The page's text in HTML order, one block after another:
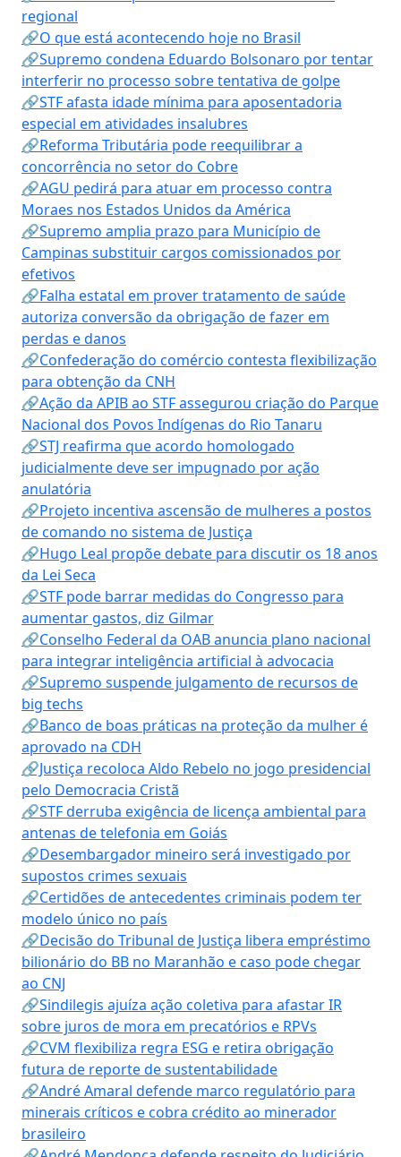
regional
🔗O que está acontecendo hoje no Brasil
🔗Supremo condena Eduardo Bolsonaro por tentar
interferir no processo sobre tentativa de golpe
🔗STF afasta idade mínima para aposentadoria
especial em atividades insalubres
🔗Reforma Tributária pode reequilibrar a
concorrência no setor do Cobre
🔗AGU pedirá para atuar em processo contra
Moraes nos Estados Unidos da América
🔗Supremo amplia prazo para Município de
Campinas substituir cargos comissionados por
efetivos
🔗Falha estatal em prover tratamento de saúde
autoriza conversão da obrigação de fazer em
perdas e danos
🔗Confederação do comércio contesta flexibilização
para obtenção da CNH
🔗Ação da APIB ao STF assegurou criação do Parque
Nacional dos Povos Indígenas do Rio Tanaru
🔗STJ reafirma que acordo homologado
judicialmente deve ser impugnado por ação
anulatória
🔗Projeto incentiva ascensão de mulheres a postos
de comando no sistema de Justiça
🔗Hugo Leal propõe debate para discutir os 18 anos
da Lei Seca
🔗STF pode barrar medidas do Congresso para
aumentar gastos, diz Gilmar
🔗Conselho Federal da OAB anuncia plano nacional
para integrar inteligência artificial à advocacia
🔗Supremo suspende julgamento de recursos de
big techs
🔗Banco de boas práticas na proteção da mulher é
aprovado na CDH
🔗Justiça recoloca Aldo Rebelo no jogo presidencial
pelo Democracia Cristã
🔗STF derruba exigência de licença ambiental para
antenas de telefonia em Goiás
🔗Desembargador mineiro será investigado por
supostos crimes sexuais
🔗Certidões de antecedentes criminais podem ter
modelo único no país
🔗Decisão do Tribunal de Justiça libera empréstimo
bilionário do BB no Maranhão e caso pode chegar
ao CNJ
🔗Sindilegis ajuíza ação coletiva para afastar IR
sobre juros de mora em precatórios e RPVs
🔗CVM flexibiliza regra ESG e retira obrigação
futura de reporte de sustentabilidade
🔗André Amaral defende marco regulatório para
minerais críticos e cobra crédito ao minerador
brasileiro